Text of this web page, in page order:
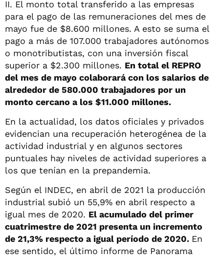
II. El monto total transferido a las empresas
para el pago de las remuneraciones del mes de
mayo fue de $8.600 millones. A esto se suma el
pago a más de 107.000 trabajadores autónomos
o monotributistas, con una inversión fiscal
superior a $2.300 millones. En total el REPRO
del mes de mayo colaborará con los salarios de
alrededor de 580.000 trabajadores por un
monto cercano a los $11.000 millones.
En la actualidad, los datos oficiales y privados
evidencian una recuperación heterogénea de la
actividad industrial y en algunos sectores
puntuales hay niveles de actividad superiores a
los que tenían en la prepandemia.
Según el INDEC, en abril de 2021 la producción
industrial subió un 55,9% en abril respecto a
igual mes de 2020. El acumulado del primer
cuatrimestre de 2021 presenta un incremento
de 21,3% respecto a igual período de 2020. En
ese sentido, el último informe de Panorama